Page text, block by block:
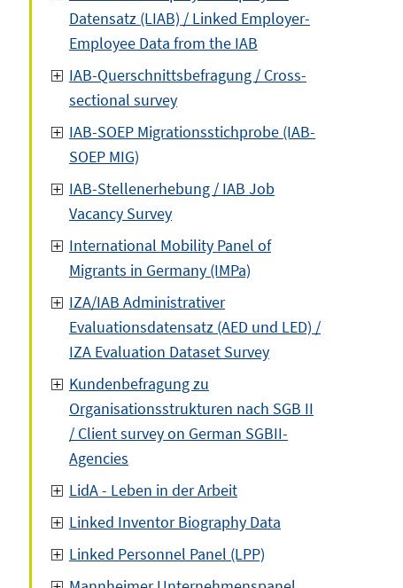
Datensatz (LIAB) / Linked Employer-
Employee Data from the IAB
IAB-Querschnittsbefragung / Cross-
sectional survey
IAB-SOEP Migrationsstichprobe (IAB-
SOEP MIG)
IAB-Stellenerhebung / IAB Job
Vacancy Survey
International Mobility Panel of
Migrants in Germany (IMPa)
IZA/IAB Administrativer
Evaluationsdatensatz (AED und LED) /
IZA Evaluation Dataset Survey
Kundenbefragung zu
Organisationsstrukturen nach SGB II
/ Client survey on German SGBII-
Agencies
LidA - Leben in der Arbeit
Linked Inventor Biography Data
Linked Personnel Panel (LPP)